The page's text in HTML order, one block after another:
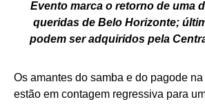
Evento marca o retorno de uma
queridas de Belo Horizonte;
podem ser adquiridos pela
Os amantes do samba e do pagode
estão em contagem regressiva para